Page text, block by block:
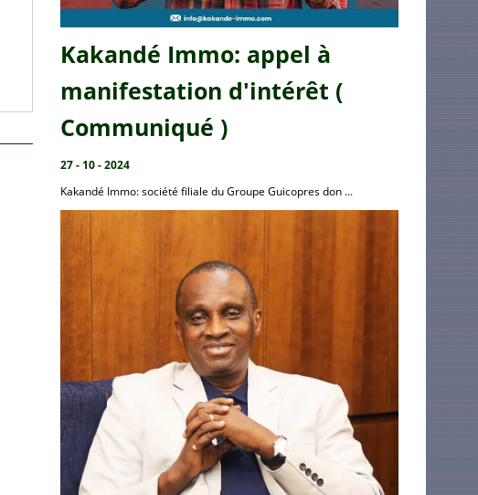
Kakandé Immo: appel à
manifestation d'intérêt (
Communiqué )
27 - 10 - 2024
Kakandé Immo: société filiale du Groupe Guicopres don ...